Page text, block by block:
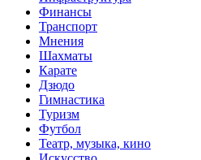
Финансы
Транспорт
Мнения
Шахматы
Карате
Дзюдо
Гимнастика
Туризм
Футбол
Театр, музыка, кино